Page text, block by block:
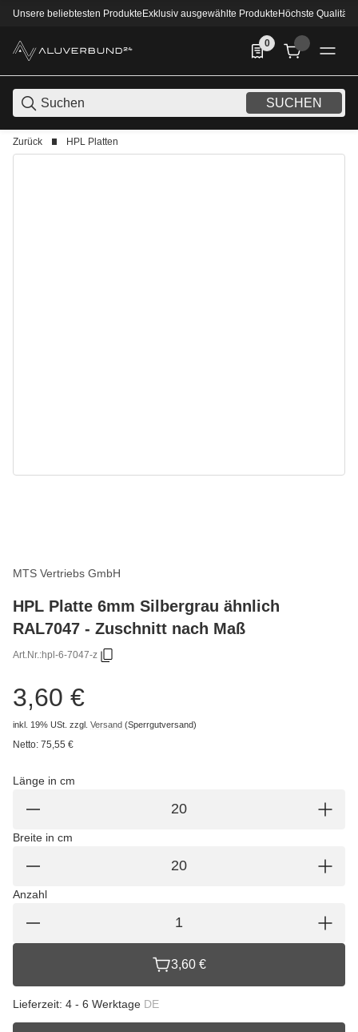
Unsere beliebtesten ProdukteExklusiv ausgewählte ProdukteHöchste Qualität
SUCHEN
0
0 Produkte in der
Zurück HPL Platten
MTS Vertriebs GmbH
HPL Platte 6mm Silbergrau ähnlich
RAL7047 - Zuschnitt nach Maß
Art.Nr.:hpl-6-7047-z
3,60 €
inkl. 19% USt. zzgl. Versand (Sperrgutversand)
Netto: 75,55 €
Länge in cm
Breite in cm
Anzahl
3,60 €
Lieferzeit: 4 - 6 Werktage DE